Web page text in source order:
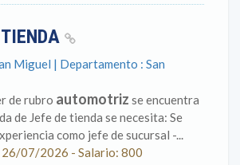
Miguel | Departamento : San
de rubro automotriz se encuentra
de Jefe de tienda se necesita: Se
como jefe de sucursal -...
26/07/2026 - Salario: 800